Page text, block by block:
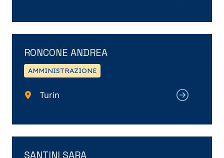
RONCONE ANDREA
AMMINISTRAZIONE
Turin
SANTINI SARA